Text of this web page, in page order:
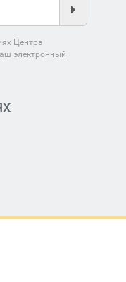
Центра
электронный